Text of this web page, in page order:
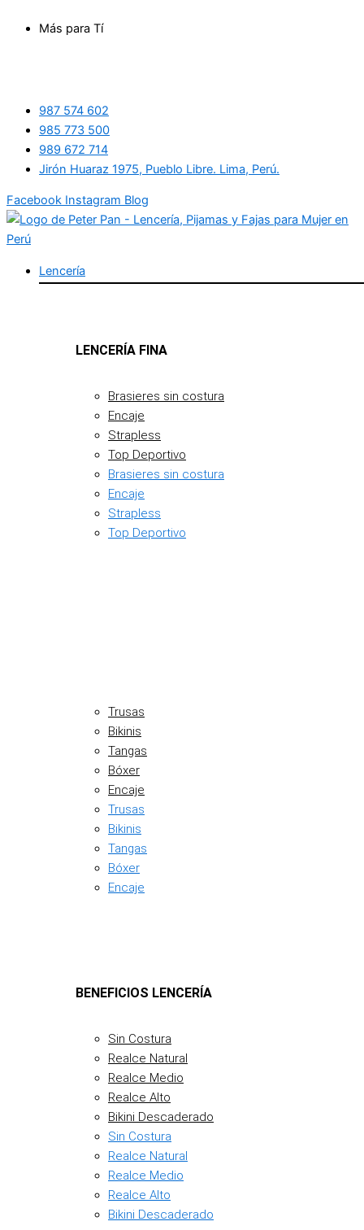
Más para Tí
987 574 602
985 773 500
989 672 714
Jirón Huaraz 1975, Pueblo Libre. Lima, Perú.
Facebook Instagram Blog
Lencería
LENCERÍA FINA
Brasieres sin costura
Encaje
Strapless
Top Deportivo
Brasieres sin costura
Encaje
Strapless
Top Deportivo
Trusas
Bikinis
Tangas
Bóxer
Encaje
Trusas
Bikinis
Tangas
Bóxer
Encaje
BENEFICIOS LENCERÍA
Sin Costura
Realce Natural
Realce Medio
Realce Alto
Bikini Descaderado
Sin Costura
Realce Natural
Realce Medio
Realce Alto
Bikini Descaderado